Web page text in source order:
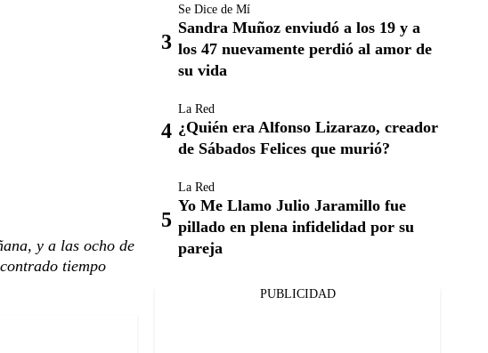
y a las ocho de
tiempo
Se Dice de Mí
Sandra Muñoz enviudó a los 19 y a
los 47 nuevamente perdió al amor de
su vida
La Red
¿Quién era Alfonso Lizarazo, creador
de Sábados Felices que murió?
La Red
Yo Me Llamo Julio Jaramillo fue
pillado en plena infidelidad por su
pareja
PUBLICIDAD